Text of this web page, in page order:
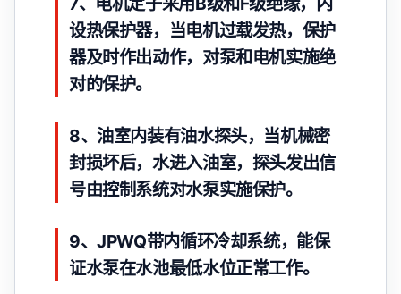
设热保护器，当电机过载发热，保护
器及时作出动作，对泵和电机实施绝
对的保护。
8、油室内装有油水探头，当机械密
封损坏后，水进入油室，探头发出信
号由控制系统对水泵实施保护。
9、JPWQ带内循环冷却系统，能保
证水泵在水池最低水位正常工作。